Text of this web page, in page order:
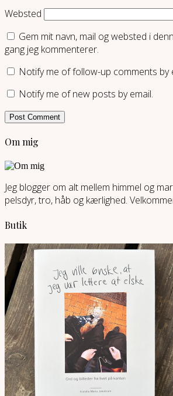
Websted
Gem mit navn, mail og websted i
gang jeg kommenterer.
Notify me of follow-up comments by
Notify me of new posts by email.
Om mig
Jeg blogger om alt mellem himmel og
pelsdyr, tro, håb og kærlighed.
Butik